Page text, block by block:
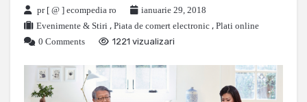
pr [ @ ] ecompedia ro
ianuarie 29, 2018
Evenimente & Stiri , Piata de comert electronic , Plati online
0 Comments
1221 vizualizari